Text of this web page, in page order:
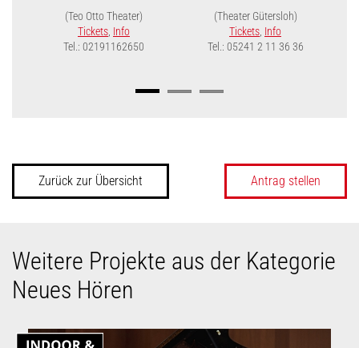
(Teo Otto Theater)
Tickets Info
Tel.: 02191162650
(Theater Gütersloh)
Tickets Info
Tel.: 05241 2 11 36 36
Zurück zur Übersicht Antrag stellen
Weitere Projekte aus der Kategorie
Neues Hören